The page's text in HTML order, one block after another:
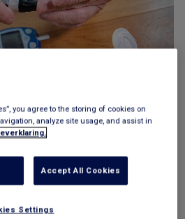
werd in 2006 gemaakt. Toen werd
vervangen. Met de nieuwe wet
een zorgverzekering te kiezen.
you agree to the storing of cookies on
analyze site usage, and assist in
Accept All Cookies
Settings